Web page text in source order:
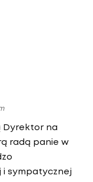
Dyrektor na
radą panie w
i sympatycznej